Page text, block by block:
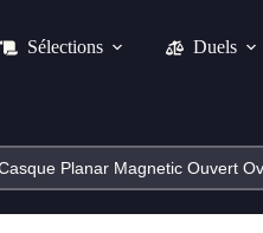
Sélections Duels